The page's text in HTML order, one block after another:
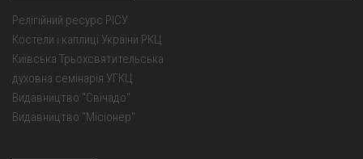
Релігійний ресурс РІСУ
Костели і каплиці України РКЦ
Київська Трьохсвятительська
духовна семінарія УГКЦ
Видавництво "Свічадо"
Видавництво "Місіонер"